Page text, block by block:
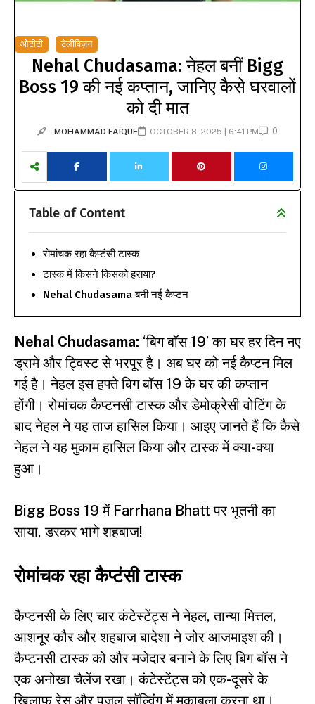
ओटीटी टेलीविज़न
Nehal Chudasama: नेहल बनीं Bigg
Boss 19 की नई कप्तान, जानिए कैसे घरवालों
को दी मात
MOHAMMAD FAIQUE OCTOBER 8, 2025 | 6:41 PM 0
Table of Content
रोमांचक रहा कैप्टंसी टास्क
टास्क में किसने किसको हराया?
Nehal Chudasama बनी नई कैप्टन
Nehal Chudasama: ‘बिग बॉस 19’ का घर हर दिन नए
ड्रामे और ट्विस्ट से भरपूर है। अब घर को नई कैप्टन मिल
गई है। नेहल इस हफ्ते बिग बॉस 19 के घर की कप्तान
होंगी। रोमांचक कैप्टनसी टास्क और डेमोक्रेसी वोटिंग के
बाद नेहल ने यह ताज हासिल किया। आइए जानते हैं कि कैसे
नेहल ने यह मुकाम हासिल किया और टास्क में क्या-क्या
हुआ।
Bigg Boss 19 में Farrhana Bhatt पर भूतनी का
साया, डरकर भागे शहबाज!
रोमांचक रहा कैप्टंसी टास्क
कैप्टनसी के लिए चार कंटेस्टेंट्स ने नेहल, तान्या मित्तल,
आशनूर कौर और शहबाज बादेशा ने जोर आजमाइश की।
कैप्टनसी टास्क को और मजेदार बनाने के लिए बिग बॉस ने
एक अनोखा चैलेंज रखा। कंटेस्टेंट्स को एक-दूसरे के
खिलाफ रेस और पजल सॉल्विंग में मुकाबला करना था।